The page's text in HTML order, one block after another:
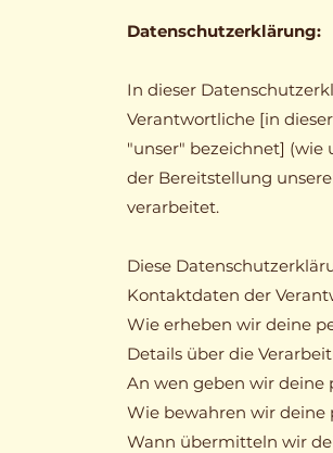
Datenschutzerklärung:
In dieser
Verantwortliche [in
"unser" bezeichnet]
der Bereitstellung
verarbeitet.
Diese
Kontaktdaten der
Wie erheben wir deine
Details über die
An wen geben wir deine
Wie bewahren wir deine
Wann übermitteln wir